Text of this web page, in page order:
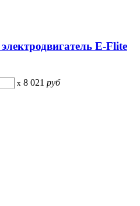
E-Flite
x 8 021 руб